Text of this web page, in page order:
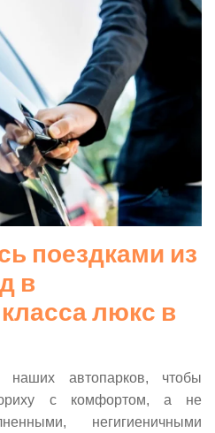
поездками из
в
люкс в
наших автопарков, чтобы
с комфортом, а не
негигиеничными